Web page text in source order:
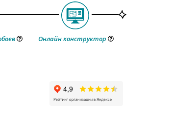
Онлайн конструктор